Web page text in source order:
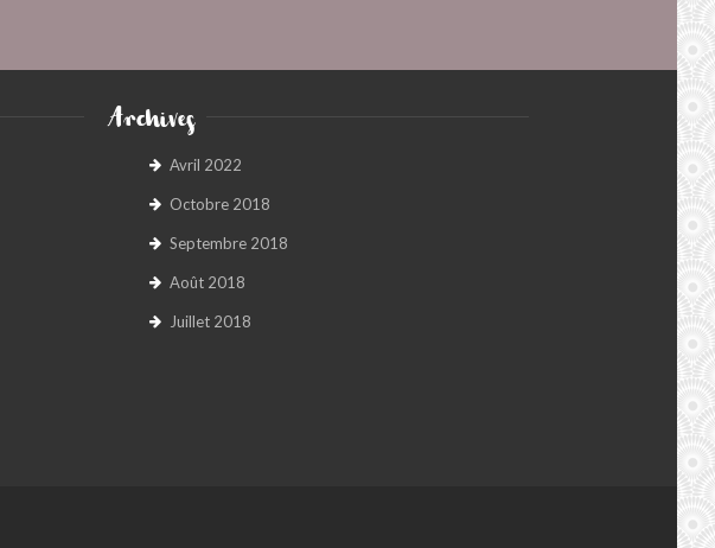
Archives
Avril 2022
Octobre 2018
Septembre 2018
Août 2018
Juillet 2018